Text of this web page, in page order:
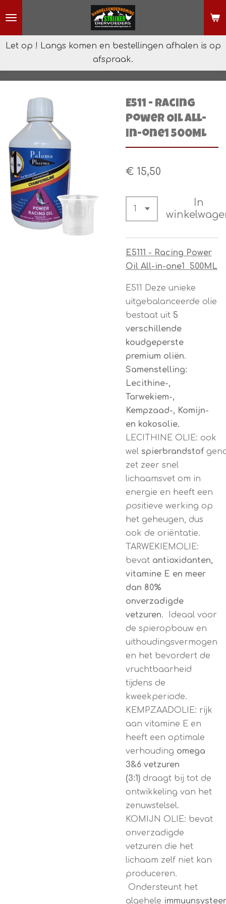
Let op ! Langs komen en bestellingen afhalen is op
afspraak.
E511 - Racing
Power Oil All-
in-one1 500ML
€ 15,50
In
E5111 - Racing Power
Oil All-in-one1 500ML
E511 Deze unieke
uitgebalanceerde olie
bestaat uit 5
verschillende
koudgeperste
premium oliën.
Samenstelling:
Lecithine-,
Tarwekiem-,
Kempzaad-, Komijn-
en kokosolie.
LECITHINE OLIE: ook
wel spierbrandstof
zet zeer snel
lichaamsvet om in
energie en heeft een
positieve werking op
het geheugen, dus
ook de oriëntatie.
TARWEKIEMOLIE:
bevat antioxidanten,
vitamine E en meer
dan 80%
onverzadigde
vetzuren. Ideaal voor
de spieropbouw en
uithoudingsvermogen
en het bevordert de
vruchtbaarheid
tijdens de
kweekperiode.
KEMPZAADOLIE: rijk
aan vitamine E en
heeft een optimale
verhouding omega
3&6 vetzuren
(3:1) draagt bij tot de
ontwikkeling van het
zenuwstelsel.
KOMIJN OLIE: bevat
onverzadigde
vetzuren die het
lichaam zelf niet kan
produceren.
Ondersteunt het
algehele